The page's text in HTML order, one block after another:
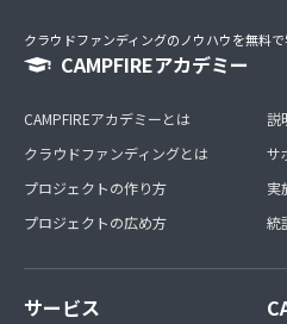
クラウドファンディングのノウハウを無料で
CAMPFIREアカデミー
CAMPFIREアカデミーとは
クラウドファンディングとは
プロジェクトの作り方
プロジェクトの広め方
説
サ
実
統
サービス